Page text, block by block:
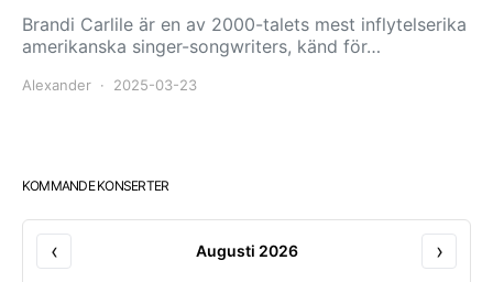
Brandi Carlile är en av 2000-talets mest inflytelserika
amerikanska singer-songwriters, känd för…
Alexander 2025-03-23
KOMMANDE KONSERTER
‹ Augusti 2026 ›